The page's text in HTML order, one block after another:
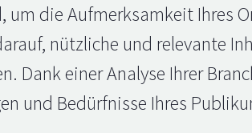
die Aufmerksamkeit Ihres
nützliche und relevante
Dank einer Analyse Ihrer
und Bedürfnisse Ihres